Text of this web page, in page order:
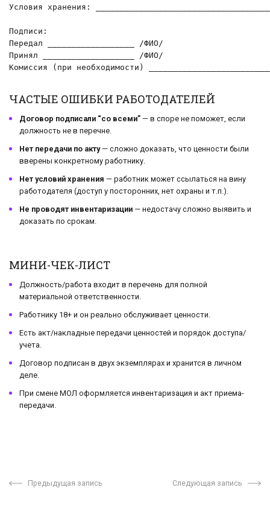
Условия хранения:
Подписи:
Передал __________________ /ФИО/
Принял ___________________ /ФИО/
Комиссия (при необходимости)
ЧАСТЫЕ ОШИБКИ РАБОТОДАТЕЛЕЙ
Договор подписали “со всеми” — в споре не поможет, если
должность не в перечне.
Нет передачи по акту— сложно доказать, что ценности были
вверены конкретному работнику.
Нет условий хранения — работник может ссылаться на вину
работодателя (доступ у посторонних, нет охраны и т.п.).
Не проводят инвентаризации — недостачу сложно выявить и
доказать по срокам.
МИНИ-ЧЕК-ЛИСТ
Должность/работа входит в перечень для полной
материальной ответственности.
Работнику 18+ и он реально обслуживает ценности.
Есть акт/накладные передачи ценностей и порядок доступа/
учета.
Договор подписан в двух экземплярах и хранится в личном
деле.
При смене МОЛ оформляется инвентаризация и акт приема-
передачи.
Предыдущая запись Следующая запись